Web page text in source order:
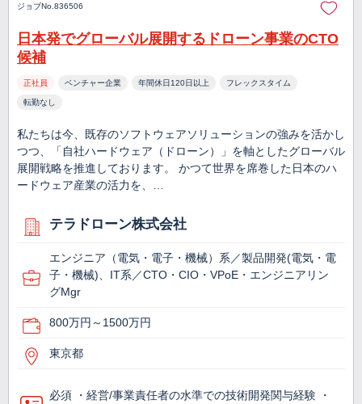
ジョブNo.836506
日本発でグローバル展開するドローン事業のCTO
候補
正社員 ベンチャー企業 年間休日120日以上 フレックスタイム
転勤なし
私たちは今、既存のソフトウェアソリューションの強みを活かし
つつ、「自社ハードウェア（ドローン）」を軸としたグローバル
展開戦略を推進しております。 かつて世界を席巻した日本のハ
ードウェア産業の活力を、…
テラドローン株式会社
エンジニア（電気・電子・機械）系／製品開発(電気・電
子・機械)、IT系／CTO・CIO・VPoE・エンジニアリン
グMgr
800万円～1500万円
東京都
必須 ・経営/事業責任者の水準での技術開発関与経験 ・